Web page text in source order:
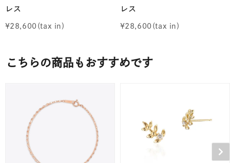
レス
¥28,600
レス
¥28,600
こちらの商品もおすすめです